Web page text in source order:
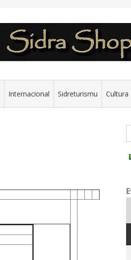
Internacional Sidreturismu Cultura